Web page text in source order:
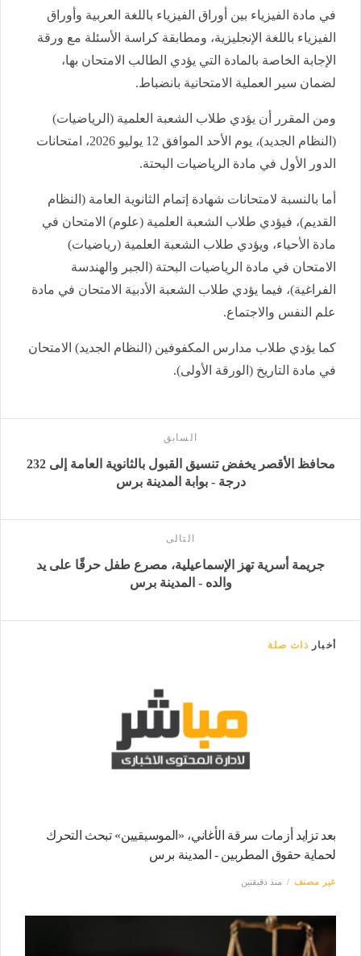
في مادة الفيزياء بين أوراق الفيزياء باللغة العربية وأوراق
الفيزياء باللغة الإنجليزية، ومطابقة كراسة الأسئلة مع ورقة
الإجابة الخاصة بالمادة التي يؤدي الطالب الامتحان بها،
لضمان سير العملية الامتحانية بانضباط.
ومن المقرر أن يؤدي طلاب الشعبة العلمية (الرياضيات)
(النظام الجديد)، يوم الأحد الموافق 12 يوليو 2026، امتحانات
الدور الأول في مادة الرياضيات البحتة.
أما بالنسبة لامتحانات شهادة إتمام الثانوية العامة (النظام
القديم)، فيؤدي طلاب الشعبة العلمية (علوم) الامتحان في
مادة الأحياء، ويؤدي طلاب الشعبة العلمية (رياضيات)
الامتحان في مادة الرياضيات البحتة (الجبر والهندسة
الفراغية)، فيما يؤدي طلاب الشعبة الأدبية الامتحان في مادة
علم النفس والاجتماع.
كما يؤدي طلاب مدارس المكفوفين (النظام الجديد) الامتحان
في مادة التاريخ (الورقة الأولى).
السابق
محافظ الأقصر يخفض تنسيق القبول بالثانوية العامة إلى 232
درجة - بوابة المدينة برس
التالى
جريمة أسرية تهز الإسماعيلية، مصرع طفل حرقًا على يد
والده - المدينة برس
أخبار ذات صلة
بعد تزايد أزمات سرقة الأغاني، «الموسيقيين» تبحث التحرك
لحماية حقوق المطربين - المدينة برس
غير مصنف منذ دقيقتين